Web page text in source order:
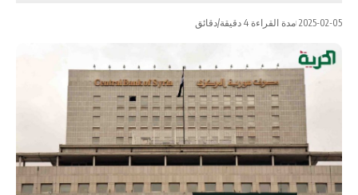
2025-02-05 مدة القراءة 4 دقيقة/دقائق